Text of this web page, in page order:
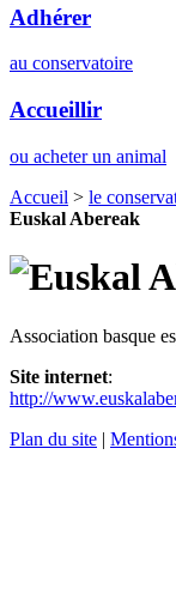
Adhérer
au conservatoire
Accueillir
ou acheter un animal
Accueil > le
Euskal Abereak
Association basque
Site internet:
http://
Plan du site |